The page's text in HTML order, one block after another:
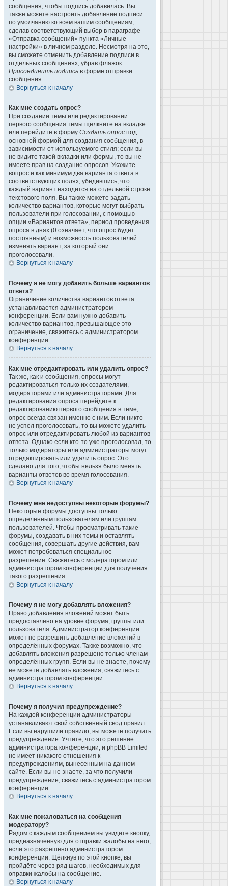
сообщения, чтобы подпись добавилась. Вы
также можете настроить добавление подписи
по умолчанию ко всем вашим сообщениям,
сделав соответствующий выбор в параграфе
«Отправка сообщений» пункта «Личные
настройки» в личном разделе. Несмотря на это,
вы сможете отменить добавление подписи в
отдельных сообщениях, убрав флажок
Присоединить подпись в форме отправки
сообщения.
Вернуться к началу
Как мне создать опрос?
При создании темы или редактировании
первого сообщения темы щёлкните на вкладке
или перейдите в форму Создать опрос под
основной формой для создания сообщения, в
зависимости от используемого стиля; если вы
не видите такой вкладки или формы, то вы не
имеете прав на создание опросов. Укажите
вопрос и как минимум два варианта ответа в
соответствующих полях, убедившись, что
каждый вариант находится на отдельной строке
текстового поля. Вы также можете задать
количество вариантов, которые могут выбрать
пользователи при голосовании, с помощью
опции «Вариантов ответа», период проведения
опроса в днях (0 означает, что опрос будет
постоянным) и возможность пользователей
изменять вариант, за который они
проголосовали.
Вернуться к началу
Почему я не могу добавить больше вариантов
ответа?
Ограничение количества вариантов ответа
устанавливается администратором
конференции. Если вам нужно добавить
количество вариантов, превышающее это
ограничение, свяжитесь с администратором
конференции.
Вернуться к началу
Как мне отредактировать или удалить опрос?
Так же, как и сообщения, опросы могут
редактироваться только их создателями,
модераторами или администраторами. Для
редактирования опроса перейдите к
редактированию первого сообщения в теме;
опрос всегда связан именно с ним. Если никто
не успел проголосовать, то вы можете удалить
опрос или отредактировать любой из вариантов
ответа. Однако если кто-то уже проголосовал, то
только модераторы или администраторы могут
отредактировать или удалить опрос. Это
сделано для того, чтобы нельзя было менять
варианты ответов во время голосования.
Вернуться к началу
Почему мне недоступны некоторые форумы?
Некоторые форумы доступны только
определённым пользователям или группам
пользователей. Чтобы просматривать такие
форумы, создавать в них темы и оставлять
сообщения, совершать другие действия, вам
может потребоваться специальное
разрешение. Свяжитесь с модератором или
администратором конференции для получения
такого разрешения.
Вернуться к началу
Почему я не могу добавлять вложения?
Право добавления вложений может быть
предоставлено на уровне форума, группы или
пользователя. Администратор конференции
может не разрешить добавление вложений в
определённых форумах. Также возможно, что
добавлять вложения разрешено только членам
определённых групп. Если вы не знаете, почему
не можете добавлять вложения, свяжитесь с
администратором конференции.
Вернуться к началу
Почему я получил предупреждение?
На каждой конференции администраторы
устанавливают свой собственный свод правил.
Если вы нарушили правило, вы можете получить
предупреждение. Учтите, что это решение
администратора конференции, и phpBB Limited
не имеет никакого отношения к
предупреждениям, вынесенным на данном
сайте. Если вы не знаете, за что получили
предупреждение, свяжитесь с администратором
конференции.
Вернуться к началу
Как мне пожаловаться на сообщения
модератору?
Рядом с каждым сообщением вы увидите кнопку,
предназначенную для отправки жалобы на него,
если это разрешено администратором
конференции. Щёлкнув по этой кнопке, вы
пройдёте через ряд шагов, необходимых для
оправки жалобы на сообщение.
Вернуться к началу